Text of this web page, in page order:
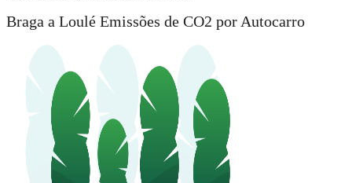
Braga a Loulé Emissões de CO2 por Autocarro